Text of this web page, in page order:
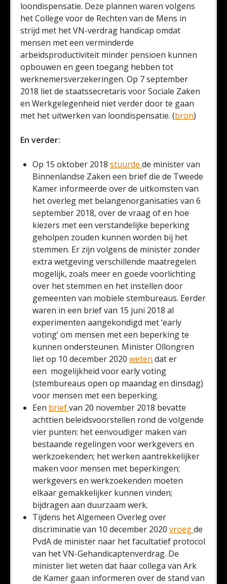
loondispensatie. Deze plannen waren volgens
het College voor de Rechten van de Mens in
strijd met het VN-verdrag handicap omdat
mensen met een verminderde
arbeidsproductiviteit minder pensioen kunnen
opbouwen en geen toegang hebben tot
werknemersverzekeringen. Op 7 september
2018 liet de staatssecretaris voor Sociale Zaken
en Werkgelegenheid niet verder door te gaan
met het uitwerken van loondispensatie. (bron)
En verder:
Op 15 oktober 2018 stuurde de minister van
Binnenlandse Zaken een brief die de Tweede
Kamer informeerde over de uitkomsten van
het overleg met belangenorganisaties van 6
september 2018, over de vraag of en hoe
kiezers met een verstandelijke beperking
geholpen zouden kunnen worden bij het
stemmen. Er zijn volgens de minister zonder
extra wetgeving verschillende maatregelen
mogelijk, zoals meer en goede voorlichting
over het stemmen en het instellen door
gemeenten van mobiele stembureaus. Eerder
waren in een brief van 15 juni 2018 al
experimenten aangekondigd met ‘early
voting’ om mensen met een beperking te
kunnen ondersteunen. Minister Ollongren
liet op 10 december 2020 weten dat er
een mogelijkheid voor early voting
(stembureaus open op maandag en dinsdag)
voor mensen met een beperking.
Een briefvan 20 november 2018 bevatte
achttien beleidsvoorstellen rond de volgende
vier punten: het eenvoudiger maken van
bestaande regelingen voor werkgevers en
werkzoekenden; het werken aantrekkelijker
maken voor mensen met beperkingen;
werkgevers en werkzoekenden moeten
elkaar gemakkelijker kunnen vinden;
bijdragen aan duurzaam werk.
Tijdens het Algemeen Overleg over
discriminatie van 10 december 2020 vroegde
PvdA de minister naar het facultatief protocol
van het VN-Gehandicaptenverdrag. De
minister liet weten dat haar collega van Ark
de Kamer gaan informeren over de stand van